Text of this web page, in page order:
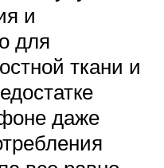
и
для
ткани и
даже